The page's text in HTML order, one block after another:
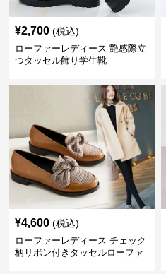
¥2,700 (税込)
ローファーレディース 艶感際立
つタッセル飾り学生靴
¥4,600 (税込)
ローファーレディース チェック
柄リボン付きタッセルローファ